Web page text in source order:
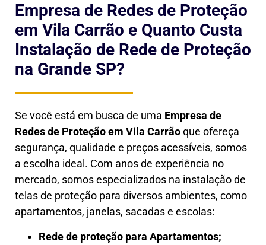
Empresa de Redes de Proteção
em Vila Carrão e Quanto Custa
Instalação de Rede de Proteção
na Grande SP?
Se você está em busca de uma Empresa de
Redes de Proteção em Vila Carrãoque ofereça
segurança, qualidade e preços acessíveis, somos
a escolha ideal. Com anos de experiência no
mercado, somos especializados na instalação de
telas de proteção para diversos ambientes, como
apartamentos, janelas, sacadas e escolas:
Rede de proteção para Apartamentos;